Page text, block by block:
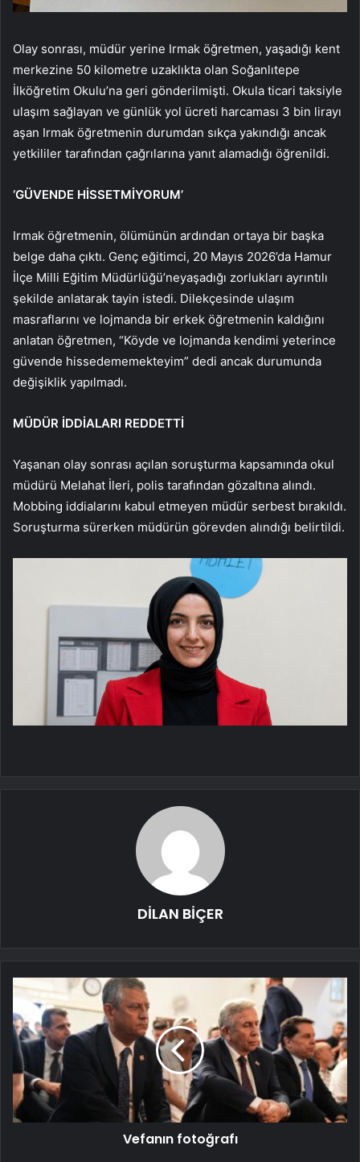
Olay sonrası, müdür yerine Irmak öğretmen, yaşadığı kent
merkezine 50 kilometre uzaklıkta olan Soğanlıtepe
İlköğretim Okulu’na geri gönderilmişti. Okula ticari taksiyle
ulaşım sağlayan ve günlük yol ücreti harcaması 3 bin lirayı
aşan Irmak öğretmenin durumdan sıkça yakındığı ancak
yetkililer tarafından çağrılarına yanıt alamadığı öğrenildi.
‘GÜVENDE HİSSETMİYORUM’
Irmak öğretmenin, ölümünün ardından ortaya bir başka
belge daha çıktı. Genç eğitimci, 20 Mayıs 2026’da Hamur
İlçe Milli Eğitim Müdürlüğü’neyaşadığı zorlukları ayrıntılı
şekilde anlatarak tayin istedi. Dilekçesinde ulaşım
masraflarını ve lojmanda bir erkek öğretmenin kaldığını
anlatan öğretmen, “Köyde ve lojmanda kendimi yeterince
güvende hissedememekteyim” dedi ancak durumunda
değişiklik yapılmadı.
MÜDÜR İDDİALARI REDDETTİ
Yaşanan olay sonrası açılan soruşturma kapsamında okul
müdürü Melahat İleri, polis tarafından gözaltına alındı.
Mobbing iddialarını kabul etmeyen müdür serbest bırakıldı.
Soruşturma sürerken müdürün görevden alındığı belirtildi.
DİLAN BİÇER
Vefanın fotoğrafı